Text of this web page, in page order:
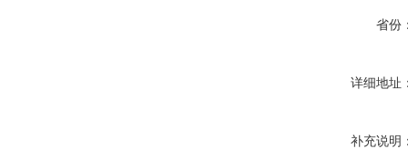
省份
详细地址
补充说明